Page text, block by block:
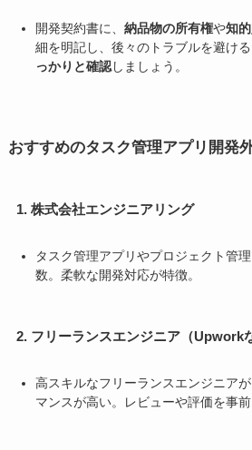
開発契約書に、 納品物の所有権や知
細を明記し、後々のトラブルを避ける
っかりと確認しましょう。
おすすめのタスク管理アプリ開発
1. 株式会社エンジニアリング
タスク管理アプリやプロジェクト管
数。柔軟な開発対応が特徴。
2. フリーランスエンジニア（Upwork
高スキルなフリーランスエンジニア
マンスが高い。レビューや評価を事前